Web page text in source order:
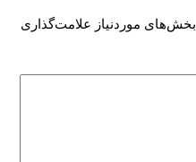
بخش‌های موردنیاز علامت‌گذاری